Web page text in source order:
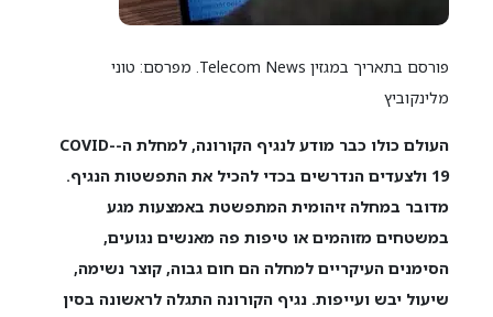
פורסם בתאריך במגזין Telecom News. מפרסם: טוני
מלינקוביץ
העולם כולו כבר מודע לנגיף הקורונה, למחלת ה-COVID-
19 ולצעדים הנדרשים בכדי להכיל את התפשטות הנגיף.
מדובר במחלה זיהומית המתפשטת באמצעות מגע
במשטחים מזוהמים או טיפות פה מאנשים נגועים,
הסימנים העיקריים למחלה הם חום גבוה, קוצר נשימה,
שיעול יבש ועייפות. נגיף הקורונה התגלה לראשונה בסין